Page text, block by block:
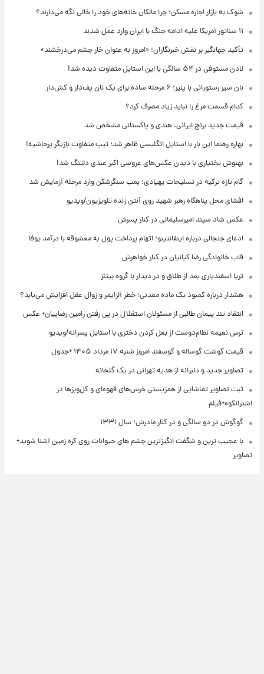
شوک به بازار اجاره مسکن؛ چرا مالکان خانه‌های خود را خالی نگه می‌دارند؟
۱۱ سناتور آمریکا علیه ادامه جنگ با ایران وارد عمل شدند
تأکید جهانگیر بر نقش خبرنگاران؛ «امروز به عنوان خار چشم می‌درخشند»
لادن مستوفی در ۵۴ سالگی با این استایل متفاوت دیده شد!
نان سیر رستورانی با پنیر؛ ۶ مرحله ساده برای یک نان پف‌دار و کش‌دار
کدام قسمت مرغ را نباید زیاد مصرف کرد؟
قیمت جدید برنج ایرانی، هندی و پاکستانی مشخص شد
بهاره رهنما این بار با استایل انگلیسی ظاهر شد؛ تیپ متفاوت بازیگر پرحاشیه!
بهنوش بختیاری با دیدن عکس‌های عروسی اکبر عبدی دلتنگ شد!
گام تازه ترکیه در تسلیحات پهپادی؛ بمب سنگرشکن وارد مرحله آزمایش شد
افشای محل پناهگاه‌ رهبر شهید روی آنتن زنده تلویزیون/ویدیو
عکس شاد سپند امیرسلیمانی در کنار پسرش
ادعای جنجالی درباره اینفانتینو؛ اتهام پرداخت پول به معشوقه با درآمد یوفا
قاب خانوادگی رضا کیانیان در کنار خواهرش
ثریا اسفندیاری بعد از طلاق و در دیدار با گروه بیتلز
هشدار درباره کمبود یک ماده معدنی؛ خطر آلزایمر و زوال عقل افزایش می‌یابد؟
انتقاد تند پیمان طالبی از مسئولان استقلال در پی رفتن رامین رضاییان+ عکس
ترس نعیمه نظام‌دوست از بغل کردن دختری با استایل پسرانه/ویدیو
قیمت گوشت گوساله و گوسفند امروز شنبه ۱۷ مرداد ۱۴۰۵ +جدول
تصاویر جدید و دلبرانه از هدیه تهرانی در یک گلخانه
ثبت تصاویر تماشایی از همزیستی خرس‌های قهوه‌ای و کل‌وبزها در
اشترانکوه+فیلم
گوگوش در دو سالگی و در کنار مادرش؛ سال ۱۳۳۱
با عجیب ترین و شگفت انگیزترین چشم های حیوانات روی کره زمین آشنا شوید+
تصاویر